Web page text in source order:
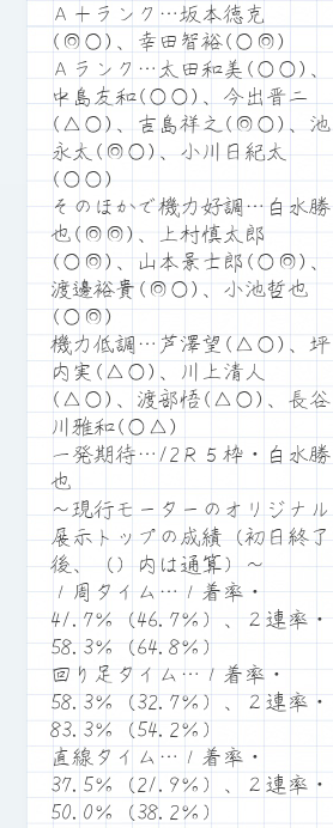
Ａ＋ランク…坂本徳克
(◎○)、幸田智裕(○◎)
Ａランク…太田和美(○○)、
中島友和(○○)、今出晋二
(△○)、吉島祥之(◎○)、池
永太(◎○)、小川日紀太
(○○)
そのほかで機力好調…白水勝
也(◎◎)、上村慎太郎
(○◎)、山本景士郎(○◎)、
渡邊裕貴(◎○)、小池哲也
(○◎)
機力低調…芦澤望(△○)、坪
内実(△○)、川上清人
(△○)、渡部悟(△○)、長谷
川雅和(○△)
一発期待…12Ｒ５枠・白水勝
也
～現行モーターのオリジナル
展示トップの成績（初日終了
後、（）内は通算）～
１周タイム…１着率・
41.7％（46.7％）、２連率・
58.3％（64.8％）
回り足タイム…１着率・
58.3％（32.7％）、２連率・
83.3％（54.2％）
直線タイム…１着率・
37.5％（21.9％）、２連率・
50.0％（38.2％）